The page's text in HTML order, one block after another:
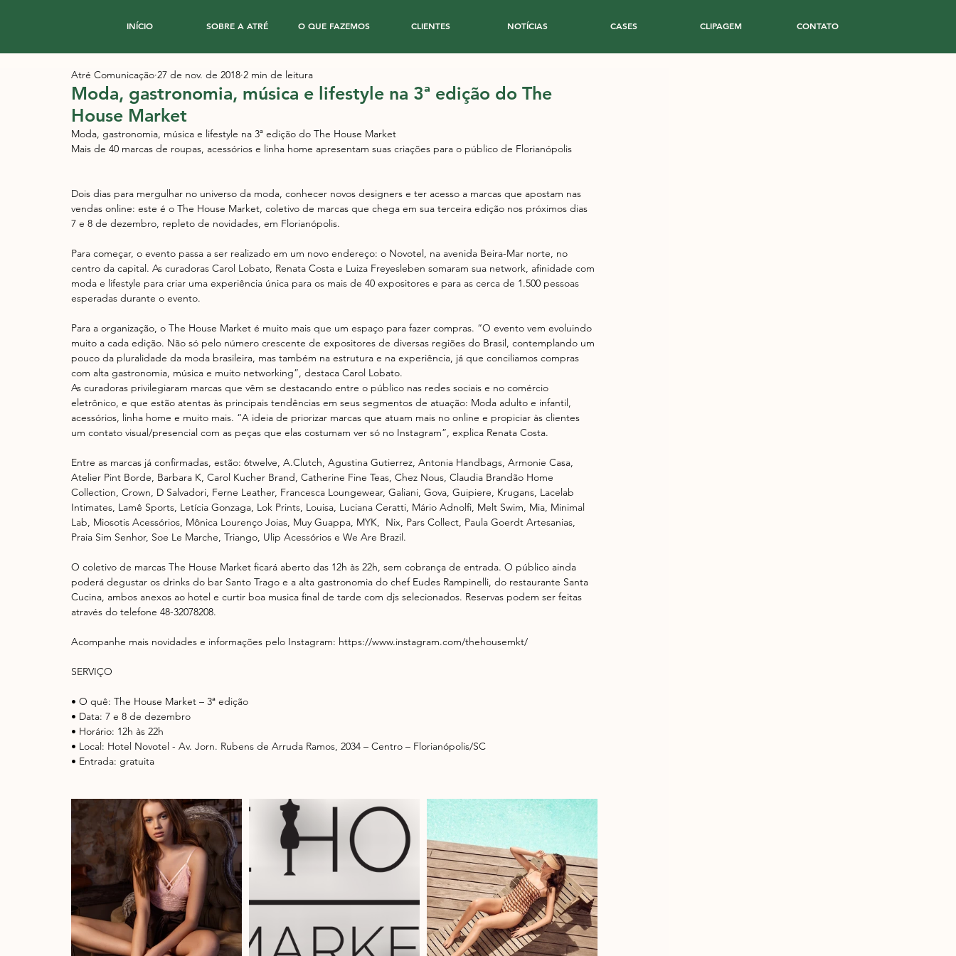
INÍCIO SOBRE A ATRÉ O QUE FAZEMOS CLIENTES NOTÍCIAS CASES CLIPAGEM CONTATO
Moda, gastronomia, música e lifestyle na 3ª edição do The
House Market
Atré Comunicação 27 de nov. de 2018 2 min de leitura
Moda, gastronomia, música e lifestyle na 3ª edição do The House Market
Mais de 40 marcas de roupas, acessórios e linha home apresentam suas criações para o público de Florianópolis
Dois dias para mergulhar no universo da moda, conhecer novos designers e ter acesso a marcas que apostam nas
vendas online: este é o The House Market, coletivo de marcas que chega em sua terceira edição nos próximos dias
7 e 8 de dezembro, repleto de novidades, em Florianópolis.
Para começar, o evento passa a ser realizado em um novo endereço: o Novotel, na avenida Beira-Mar norte, no
centro da capital. As curadoras Carol Lobato, Renata Costa e Luiza Freyesleben somaram sua network, afinidade com
moda e lifestyle para criar uma experiência única para os mais de 40 expositores e para as cerca de 1.500 pessoas
esperadas durante o evento.
Para a organização, o The House Market é muito mais que um espaço para fazer compras. “O evento vem evoluindo
muito a cada edição. Não só pelo número crescente de expositores de diversas regiões do Brasil, contemplando um
pouco da pluralidade da moda brasileira, mas também na estrutura e na experiência, já que conciliamos compras
com alta gastronomia, música e muito networking”, destaca Carol Lobato.
As curadoras privilegiaram marcas que vêm se destacando entre o público nas redes sociais e no comércio
eletrônico, e que estão atentas às principais tendências em seus segmentos de atuação: Moda adulto e infantil,
acessórios, linha home e muito mais. “A ideia de priorizar marcas que atuam mais no online e propiciar às clientes
um contato visual/presencial com as peças que elas costumam ver só no Instagram”, explica Renata Costa.
Entre as marcas já confirmadas, estão: 6twelve, A.Clutch, Agustina Gutierrez, Antonia Handbags, Armonie Casa,
Atelier Pint Borde, Barbara K, Carol Kucher Brand, Catherine Fine Teas, Chez Nous, Claudia Brandão Home
Collection, Crown, D Salvadori, Ferne Leather, Francesca Loungewear, Galiani, Gova, Guipiere, Krugans, Lacelab
Intimates, Lamê Sports, Letícia Gonzaga, Lok Prints, Louisa, Luciana Ceratti, Mário Adnolfi, Melt Swim, Mia, Minimal
Lab, Miosotis Acessórios, Mônica Lourenço Joias, Muy Guappa, MYK,  Nix, Pars Collect, Paula Goerdt Artesanias,
Praia Sim Senhor, Soe Le Marche, Triango, Ulip Acessórios e We Are Brazil.
O coletivo de marcas The House Market ficará aberto das 12h às 22h, sem cobrança de entrada. O público ainda
poderá degustar os drinks do bar Santo Trago e a alta gastronomia do chef Eudes Rampinelli, do restaurante Santa
Cucina, ambos anexos ao hotel e curtir boa musica final de tarde com djs selecionados. Reservas podem ser feitas
através do telefone 48-32078208.
Acompanhe mais novidades e informações pelo Instagram: https://www.instagram.com/thehousemkt/
SERVIÇO
• O quê: The House Market – 3ª edição
• Data: 7 e 8 de dezembro
• Horário: 12h às 22h
• Local: Hotel Novotel - Av. Jorn. Rubens de Arruda Ramos, 2034 – Centro – Florianópolis/SC
• Entrada: gratuita